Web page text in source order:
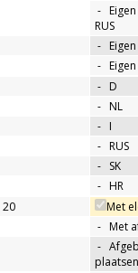
-
RUS
-
-
- D
- NL
- I
- RUS
- SK
- HR
20 Met
- Met
-
plaatsen